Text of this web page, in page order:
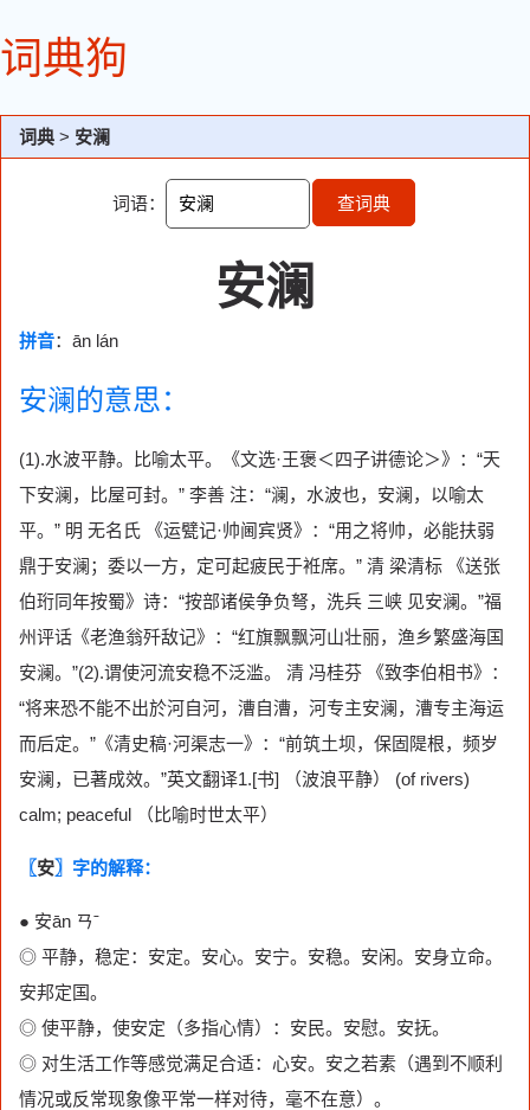
词典狗
词典 > 安澜
词语： 查词典
安澜
拼音：ān lán
安澜的意思：
(1).水波平静。比喻太平。《文选·王褒＜四子讲德论＞》：“天
下安澜，比屋可封。” 李善 注：“澜，水波也，安澜，以喻太
平。” 明 无名氏 《运甓记·帅阃宾贤》：“用之将帅，必能扶弱
鼎于安澜；委以一方，定可起疲民于袵席。” 清 梁清标 《送张
伯珩同年按蜀》诗：“按部诸侯争负弩，洗兵 三峡 见安澜。”福
州评话《老渔翁歼敌记》：“红旗飘飘河山壮丽，渔乡繁盛海国
安澜。”(2).谓使河流安稳不泛滥。 清 冯桂芬 《致李伯相书》：
“将来恐不能不出於河自河，漕自漕，河专主安澜，漕专主海运
而后定。”《清史稿·河渠志一》：“前筑土坝，保固隄根，频岁
安澜，已著成效。”英文翻译1.[书] （波浪平静） (of rivers)
calm; peaceful （比喻时世太平）
〖安〗字的解释：
● 安ān ㄢˉ
◎ 平静，稳定：安定。安心。安宁。安稳。安闲。安身立命。
安邦定国。
◎ 使平静，使安定（多指心情）：安民。安慰。安抚。
◎ 对生活工作等感觉满足合适：心安。安之若素（遇到不顺利
情况或反常现象像平常一样对待，毫不在意）。